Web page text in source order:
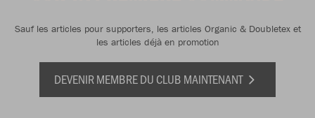
Sauf les articles pour supporters, les articles Organic & Doubletex et
les articles déjà en promotion
DEVENIR MEMBRE DU CLUB MAINTENANT